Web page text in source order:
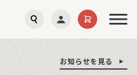
お知らせを見る
お知らせを見る
お知らせを見る